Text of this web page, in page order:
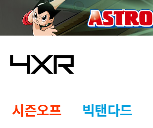
시즌오프 빅탠다드